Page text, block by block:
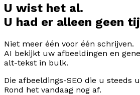
U wist het al.
U had er alleen geen
Niet meer één voor één schrijven.
AI bekijkt uw afbeeldingen en
alt-tekst in bulk.
Die afbeeldings-SEO die u steeds
Rond het vandaag nog af.